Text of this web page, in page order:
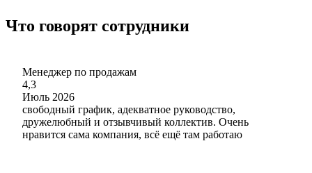
Что говорят сотрудники
Менеджер по продажам
4,3
Июль 2026
свободный график, адекватное руководство,
дружелюбный и отзывчивый коллектив. Очень
нравится сама компания, всё ещё там работаю